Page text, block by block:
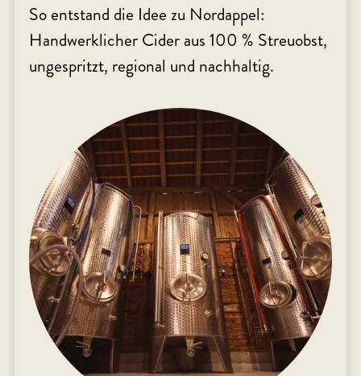
So entstand die Idee zu Nordappel:
Handwerklicher Cider aus 100 % Streuobst,
ungespritzt, regional und nachhaltig.